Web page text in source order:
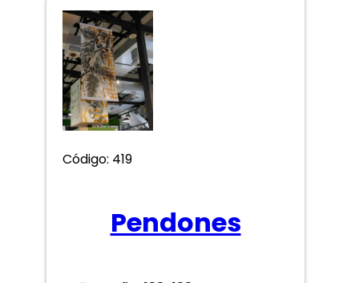
Código: 419
Pendones